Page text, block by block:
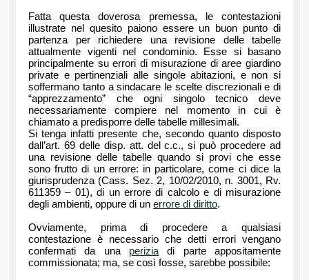
Fatta questa doverosa premessa, le contestazioni
illustrate nel quesito paiono essere un buon punto di
partenza per richiedere una revisione delle tabelle
attualmente vigenti nel condominio. Esse si basano
principalmente su errori di misurazione di aree giardino
private e pertinenziali alle singole abitazioni, e non si
soffermano tanto a sindacare le scelte discrezionali e di
“apprezzamento” che ogni singolo tecnico deve
necessariamente compiere nel momento in cui è
chiamato a predisporre delle tabelle millesimali.
Si tenga infatti presente che, secondo quanto disposto
dall’art. 69 delle disp. att. del c.c., si può procedere ad
una revisione delle tabelle quando si provi che esse
sono frutto di un errore: in particolare, come ci dice la
giurisprudenza (Cass. Sez. 2, 10/02/2010, n. 3001, Rv.
611359 – 01), di un errore di calcolo e di misurazione
degli ambienti, oppure di un errore di diritto.
Ovviamente, prima di procedere a qualsiasi
contestazione è necessario che detti errori vengano
confermati da una periziadi parte appositamente
commissionata; ma, se così fosse, sarebbe possibile: